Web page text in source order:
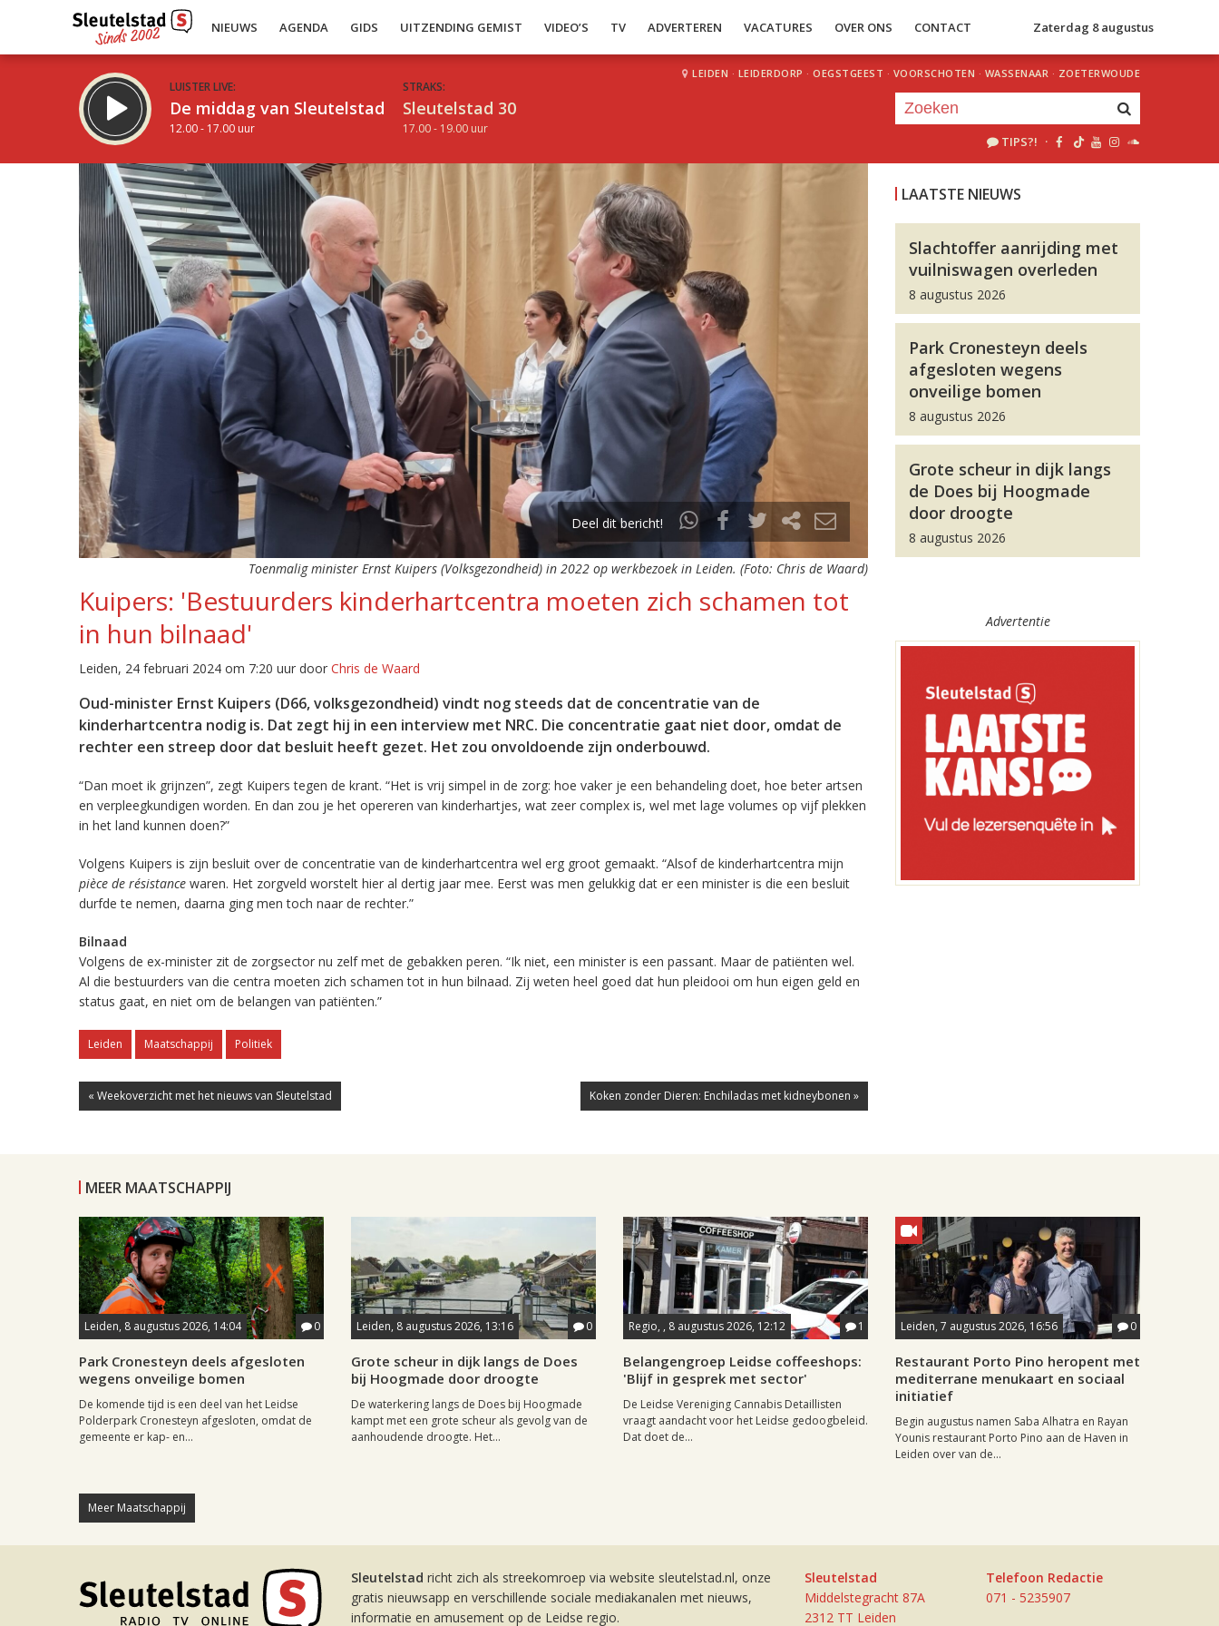
NIEUWS AGENDA GIDS UITZENDING GEMIST VIDEO’S TV ADVERTEREN VACATURES OVER ONS CONTACT Zaterdag 8 augustus
LUISTER LIVE:
De middag van Sleutelstad
12.00 - 17.00 uur
STRAKS:
Sleutelstad 30
17.00 - 19.00 uur
LEIDEN · LEIDERDORP · OEGSTGEEST · VOORSCHOTEN · WASSENAAR · ZOETERWOUDE
TIPS?! ·
Inklappen
Deel dit bericht!
Toenmalig minister Ernst Kuipers (Volksgezondheid) in 2022 op werkbezoek in Leiden. (Foto: Chris de Waard)
Kuipers: 'Bestuurders kinderhartcentra moeten zich schamen tot
in hun bilnaad'
Leiden, 24 februari 2024 om 7:20 uur door Chris de Waard
Oud-minister Ernst Kuipers (D66, volksgezondheid) vindt nog steeds dat de concentratie van de
kinderhartcentra nodig is. Dat zegt hij in een interview met NRC. Die concentratie gaat niet door, omdat de
rechter een streep door dat besluit heeft gezet. Het zou onvoldoende zijn onderbouwd.
“Dan moet ik grijnzen”, zegt Kuipers tegen de krant. “Het is vrij simpel in de zorg: hoe vaker je een behandeling doet, hoe beter artsen
en verpleegkundigen worden. En dan zou je het opereren van kinderhartjes, wat zeer complex is, wel met lage volumes op vijf plekken
in het land kunnen doen?”
Volgens Kuipers is zijn besluit over de concentratie van de kinderhartcentra wel erg groot gemaakt. “Alsof de kinderhartcentra mijn
pièce de résistance waren. Het zorgveld worstelt hier al dertig jaar mee. Eerst was men gelukkig dat er een minister is die een besluit
durfde te nemen, daarna ging men toch naar de rechter.”
Bilnaad
Volgens de ex-minister zit de zorgsector nu zelf met de gebakken peren. “Ik niet, een minister is een passant. Maar de patiënten wel.
Al die bestuurders van die centra moeten zich schamen tot in hun bilnaad. Zij weten heel goed dat hun pleidooi om hun eigen geld en
status gaat, en niet om de belangen van patiënten.”
Leiden Maatschappij Politiek
« Weekoverzicht met het nieuws van Sleutelstad Koken zonder Dieren: Enchiladas met kidneybonen »
LAATSTE NIEUWS
Slachtoffer aanrijding met
vuilniswagen overleden
8 augustus 2026
Park Cronesteyn deels
afgesloten wegens
onveilige bomen
8 augustus 2026
Grote scheur in dijk langs
de Does bij Hoogmade
door droogte
8 augustus 2026
Advertentie
MEER MAATSCHAPPIJ
Leiden, 8 augustus 2026, 14:04 0
Park Cronesteyn deels afgesloten
wegens onveilige bomen
De komende tijd is een deel van het Leidse
Polderpark Cronesteyn afgesloten, omdat de
gemeente er kap- en...
Leiden, 8 augustus 2026, 13:16 0
Grote scheur in dijk langs de Does
bij Hoogmade door droogte
De waterkering langs de Does bij Hoogmade
kampt met een grote scheur als gevolg van de
aanhoudende droogte. Het...
Regio, , 8 augustus 2026, 12:12 1
Belangengroep Leidse coffeeshops:
'Blijf in gesprek met sector'
De Leidse Vereniging Cannabis Detaillisten
vraagt aandacht voor het Leidse gedoogbeleid.
Dat doet de...
Leiden, 7 augustus 2026, 16:56 0
Restaurant Porto Pino heropent met
mediterrane menukaart en sociaal
initiatief
Begin augustus namen Saba Alhatra en Rayan
Younis restaurant Porto Pino aan de Haven in
Leiden over van de...
Meer Maatschappij
Sleutelstad richt zich als streekomroep via website sleutelstad.nl, onze
gratis nieuwsapp en verschillende sociale mediakanalen met nieuws,
informatie en amusement op de Leidse regio.
Sleutelstad
Middelstegracht 87A
2312 TT Leiden
Telefoon Redactie
071 - 5235907